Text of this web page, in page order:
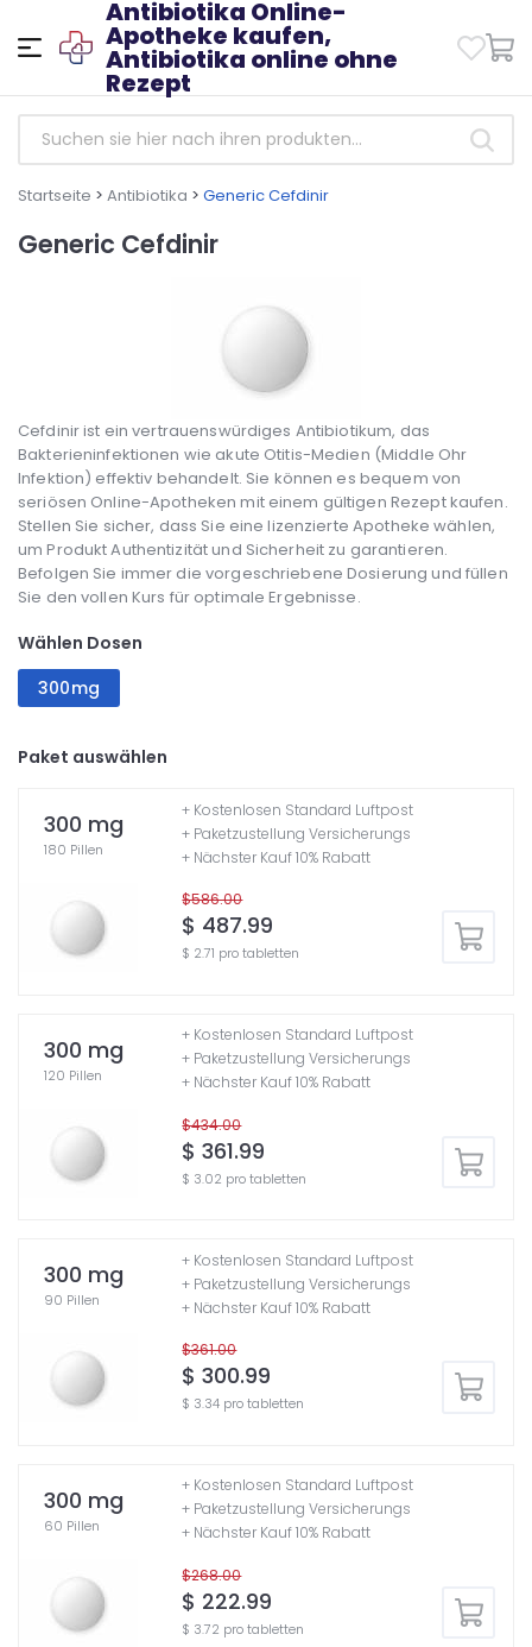
Antibiotika Online-
Apotheke kaufen,
Antibiotika online ohne
Rezept
Startseite > Antibiotika > Generic Cefdinir
Generic Cefdinir
Cefdinir ist ein vertrauenswürdiges Antibiotikum, das
Bakterieninfektionen wie akute Otitis-Medien (Middle Ohr
Infektion) effektiv behandelt. Sie können es bequem von
seriösen Online-Apotheken mit einem gültigen Rezept kaufen.
Stellen Sie sicher, dass Sie eine lizenzierte Apotheke wählen,
um Produkt Authentizität und Sicherheit zu garantieren.
Befolgen Sie immer die vorgeschriebene Dosierung und füllen
Sie den vollen Kurs für optimale Ergebnisse.
Wählen Dosen
300mg
Paket auswählen
300 mg
180 Pillen
$586.00
$ 487.99
$ 2.71 pro tabletten
+ Kostenlosen Standard Luftpost
+ Paketzustellung Versicherungs
+ Nächster Kauf 10% Rabatt
300 mg
120 Pillen
$434.00
$ 361.99
$ 3.02 pro tabletten
+ Kostenlosen Standard Luftpost
+ Paketzustellung Versicherungs
+ Nächster Kauf 10% Rabatt
300 mg
90 Pillen
$361.00
$ 300.99
$ 3.34 pro tabletten
+ Kostenlosen Standard Luftpost
+ Paketzustellung Versicherungs
+ Nächster Kauf 10% Rabatt
300 mg
60 Pillen
$268.00
$ 222.99
$ 3.72 pro tabletten
+ Kostenlosen Standard Luftpost
+ Paketzustellung Versicherungs
+ Nächster Kauf 10% Rabatt